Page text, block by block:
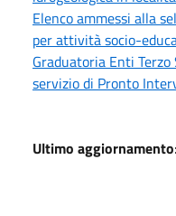
Elenco ammessi alla
per attività socio-
Graduatoria Enti
servizio di Pronto
Ultimo aggiornamento